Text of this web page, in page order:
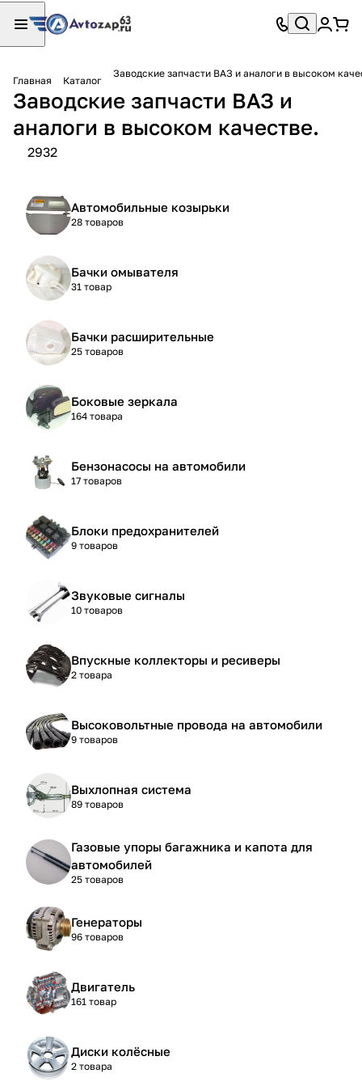
Главная Каталог
Заводские запчасти ВАЗ и аналоги в высоком
Заводские запчасти ВАЗ и
аналоги в высоком качестве.
2932
Автомобильные козырьки
28 товаров
Бачки омывателя
31 товар
Бачки расширительные
25 товаров
Боковые зеркала
164 товара
Бензонасосы на автомобили
17 товаров
Блоки предохранителей
9 товаров
Звуковые сигналы
10 товаров
Впускные коллекторы и ресиверы
2 товара
Высоковольтные провода на автомобили
9 товаров
Выхлопная система
89 товаров
Газовые упоры багажника и капота для
автомобилей
25 товаров
Генераторы
96 товаров
Двигатель
161 товар
Диски колёсные
2 товара